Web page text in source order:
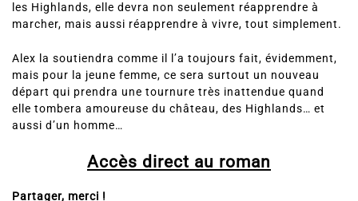
les Highlands, elle devra non seulement réapprendre à
marcher, mais aussi réapprendre à vivre, tout simplement.
Alex la soutiendra comme il l’a toujours fait, évidemment,
mais pour la jeune femme, ce sera surtout un nouveau
départ qui prendra une tournure très inattendue quand
elle tombera amoureuse du château, des Highlands… et
aussi d’un homme…
Accès direct au roman
Partager, merci !